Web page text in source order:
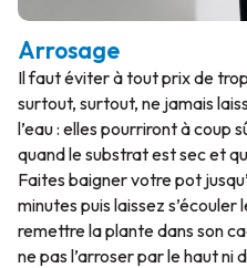
Arrosage
Il faut éviter à tout prix de
surtout, surtout, ne jamais
l’eau : elles pourriront à coup
quand le substrat est sec et
Faites baigner votre pot
minutes puis laissez s’écouler
remettre la plante dans son
ne pas l’arroser par le haut ni